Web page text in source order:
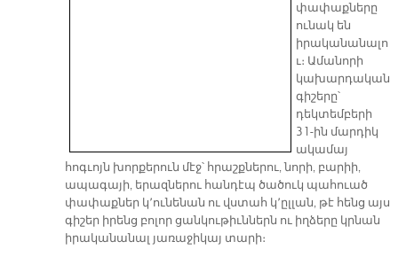
փափաքները
ունակ են
իրականանալո
ւ։ Ամանորի
կախարդական
գիշերը՝
դեկտեմբերի
31-ին մարդիկ
ակամայ
հոգւոյն խորքերուն մէջ՝ հրաշքներու, նորի, բարիի,
ապագայի, երազներու հանդէպ ծածուկ պահուած
փափաքներ կ՚ունենան ու վստահ կ՚ըլլան, թէ հենց այս
գիշեր իրենց բոլոր ցանկութիւններն ու իղձերը կրնան
իրականանալ յառաջիկայ տարի։